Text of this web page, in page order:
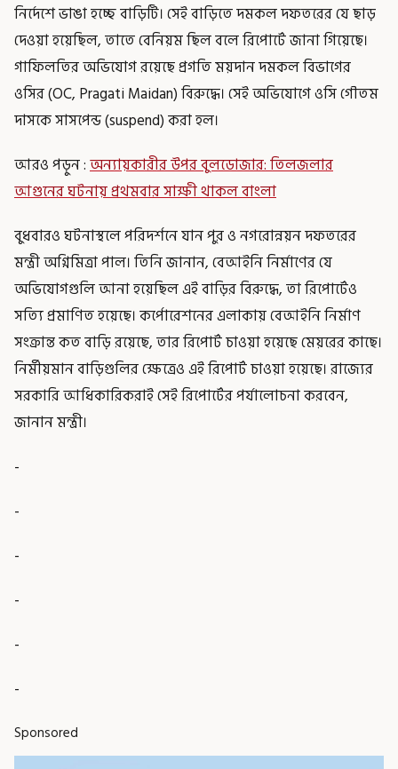
নির্দেশে ভাঙা হচ্ছে বাড়িটি। সেই বাড়িতে দমকল দফতরের যে ছাড়
দেওয়া হয়েছিল, তাতে বেনিয়ম ছিল বলে রিপোর্টে জানা গিয়েছে।
গাফিলতির অভিযোগ রয়েছে প্রগতি ময়দান দমকল বিভাগের
ওসির (OC, Pragati Maidan) বিরুদ্ধে। সেই অভিযোগে ওসি গৌতম
দাসকে সাসপেন্ড (suspend) করা হল।
আরও পড়ুন :অন্যায়কারীর উপর বুলডোজার: তিলজলার
আগুনের ঘটনায় প্রথমবার সাক্ষী থাকল বাংলা
বুধবারও ঘটনাস্থলে পরিদর্শনে যান পুর ও নগরোন্নয়ন দফতরের
মন্ত্রী অগ্নিমিত্রা পাল। তিনি জানান, বেআইনি নির্মাণের যে
অভিযোগগুলি আনা হয়েছিল এই বাড়ির বিরুদ্ধে, তা রিপোর্টেও
সত্যি প্রমাণিত হয়েছে। কর্পোরেশনের এলাকায় বেআইনি নির্মাণ
সংক্রান্ত কত বাড়ি রয়েছে, তার রিপোর্ট চাওয়া হয়েছে মেয়রের কাছে।
নির্মীয়মান বাড়িগুলির ক্ষেত্রেও এই রিপোর্ট চাওয়া হয়েছে। রাজ্যের
সরকারি আধিকারিকরাই সেই রিপোর্টের পর্যালোচনা করবেন,
জানান মন্ত্রী।
-
-
-
-
-
-
Sponsored